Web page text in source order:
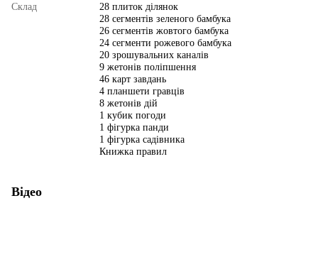
Склад
28 плиток ділянок
28 сегментів зеленого бамбука
26 сегментів жовтого бамбука
24 сегменти рожевого бамбука
20 зрошувальних каналів
9 жетонів поліпшення
46 карт завдань
4 планшети гравців
8 жетонів дій
1 кубик погоди
1 фігурка панди
1 фігурка садівника
Книжка правил
Відео